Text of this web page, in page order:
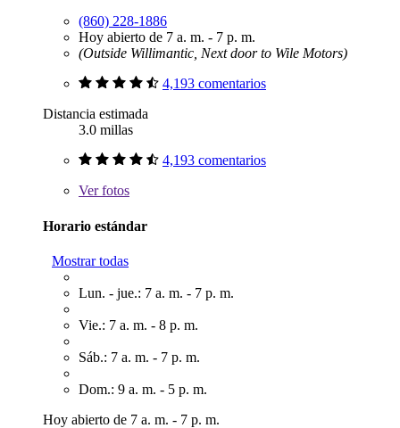
(860) 228-1886
Hoy abierto de 7 a. m. - 7 p. m.
(Outside Willimantic, Next door to Wile Motors)
4,193 comentarios
Distancia estimada
3.0 millas
4,193 comentarios
Verfotos
Horario estándar
Mostrar todas
Lun. - jue.: 7 a. m. - 7 p. m.
Vie.: 7 a. m. - 8 p. m.
Sáb.: 7 a. m. - 7 p. m.
Dom.: 9 a. m. - 5 p. m.
Hoy abierto de 7 a. m. - 7 p. m.